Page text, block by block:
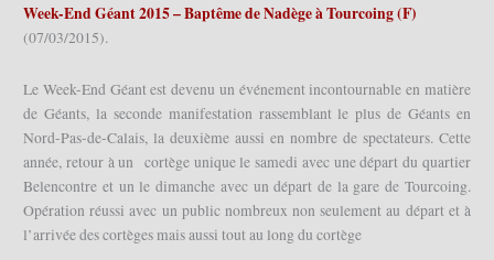
Week-End Géant 2015 – Baptême de Nadège à Tourcoing (F)
(07/03/2015).
Le Week-End Géant est devenu un événement incontournable en matière
de Géants, la seconde manifestation rassemblant le plus de Géants en
Nord-Pas-de-Calais, la deuxième aussi en nombre de spectateurs. Cette
année, retour à un cortège unique le samedi avec une départ du quartier
Belencontre et un le dimanche avec un départ de la gare de Tourcoing.
Opération réussi avec un public nombreux non seulement au départ et à
l’arrivée des cortèges mais aussi tout au long du cortège